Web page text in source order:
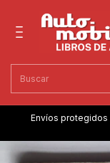
Envíos protegidos